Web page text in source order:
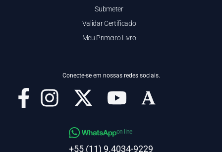
Submeter
Validar Certificado
Meu Primeiro Livro
Conecte-se em nossas redes sociais.
on line
+55 (11) 9.4034-9229